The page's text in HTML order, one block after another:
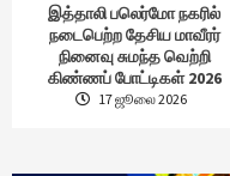
இத்தாலி பலெர்மோ நகரில்
நடைபெற்ற தேசிய மாவீரர்
நினைவு சுமந்த வெற்றி
கிண்ணப் போட்டிகள் 2026
17 ஜூலை 2026